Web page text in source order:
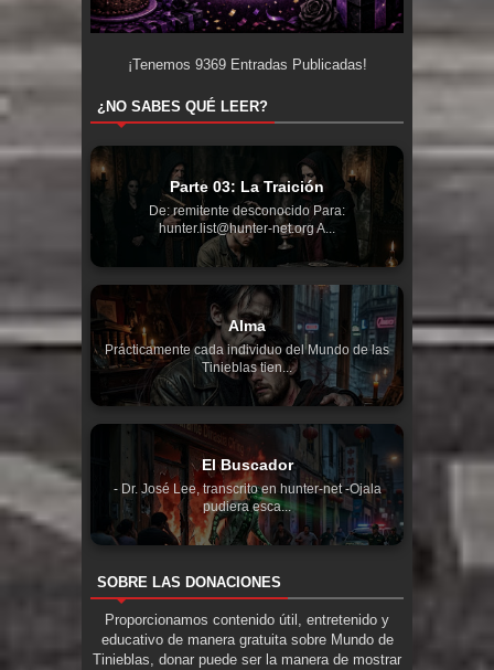
¡Tenemos 9369Entradas Publicadas!
¿NO SABES QUÉ LEER?
Parte 03: La Traición
De: remitente desconocido Para:
hunter.list@hunter-net.org A...
Alma
Prácticamente cada individuo del Mundo de las
Tinieblas tien...
El Buscador
- Dr. José Lee, transcrito en hunter-net -Ojala
pudiera esca...
SOBRE LAS DONACIONES
Proporcionamos contenido útil, entretenido y
educativo de manera gratuita sobre Mundo de
Tinieblas, donar puede ser la manera de mostrar